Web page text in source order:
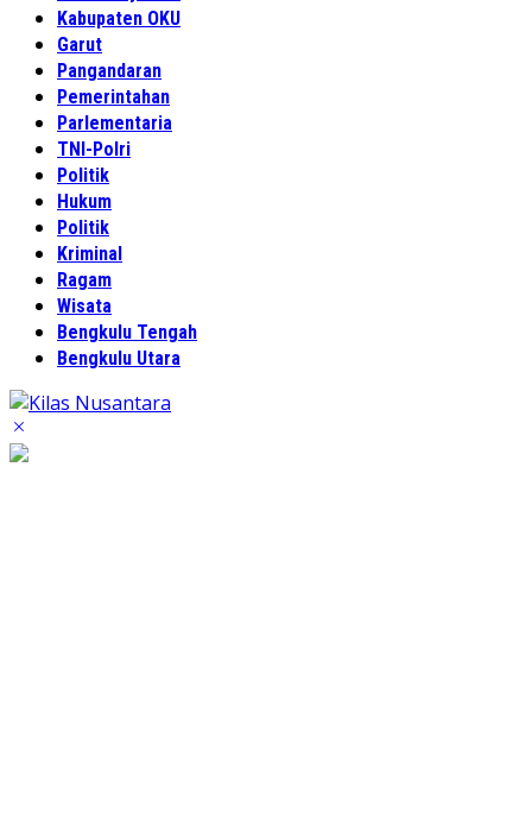
Kabupaten OKU
Garut
Pangandaran
Pemerintahan
Parlementaria
TNI-Polri
Politik
Hukum
Politik
Kriminal
Ragam
Wisata
Bengkulu Tengah
Bengkulu Utara